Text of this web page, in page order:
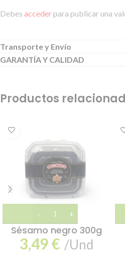
Debes acceder para publicar una
Transporte y Envío
GARANTÍA Y CALIDAD
Productos
Sésamo negro 300g
3,49€ /Und